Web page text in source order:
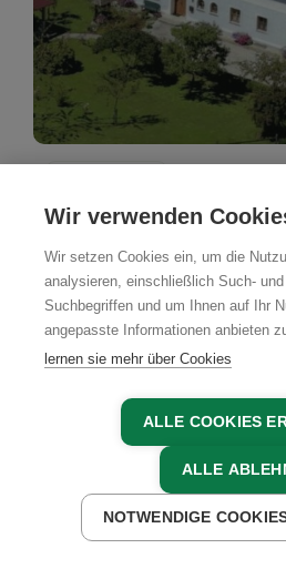
Wimmerhof in
Pettenbach,
Oberösterreich
JETZT
JETZT
Wir verwenden
Wir setzen Cookies ein, um die
analysieren, einschließlich Such-
Suchbegriffen und um Ihnen auf Ihr
angepasste Informationen anbieten
lernen sie mehr über Cookies
ALLE COOKIES
ALLE
NOTWENDIGE